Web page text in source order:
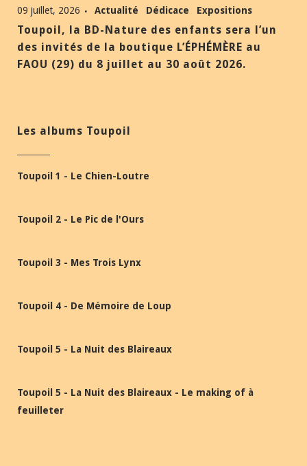
09 juillet, 2026 Actualité Dédicace Expositions
Toupoil, la BD-Nature des enfants sera l’un
des invités de la boutique L’ÉPHÉMÈRE au
FAOU (29) du 8 juillet au 30 août 2026.
Les albums Toupoil
Toupoil 1 - Le Chien-Loutre
Toupoil 2 - Le Pic de l'Ours
Toupoil 3 - Mes Trois Lynx
Toupoil 4 - De Mémoire de Loup
Toupoil 5 - La Nuit des Blaireaux
Toupoil 5 - La Nuit des Blaireaux - Le making of à
feuilleter